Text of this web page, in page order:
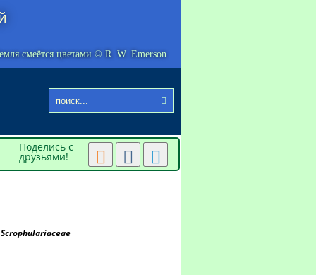
смеётся цветами © R. W. Emerson

  
Поделись с
друзьями!